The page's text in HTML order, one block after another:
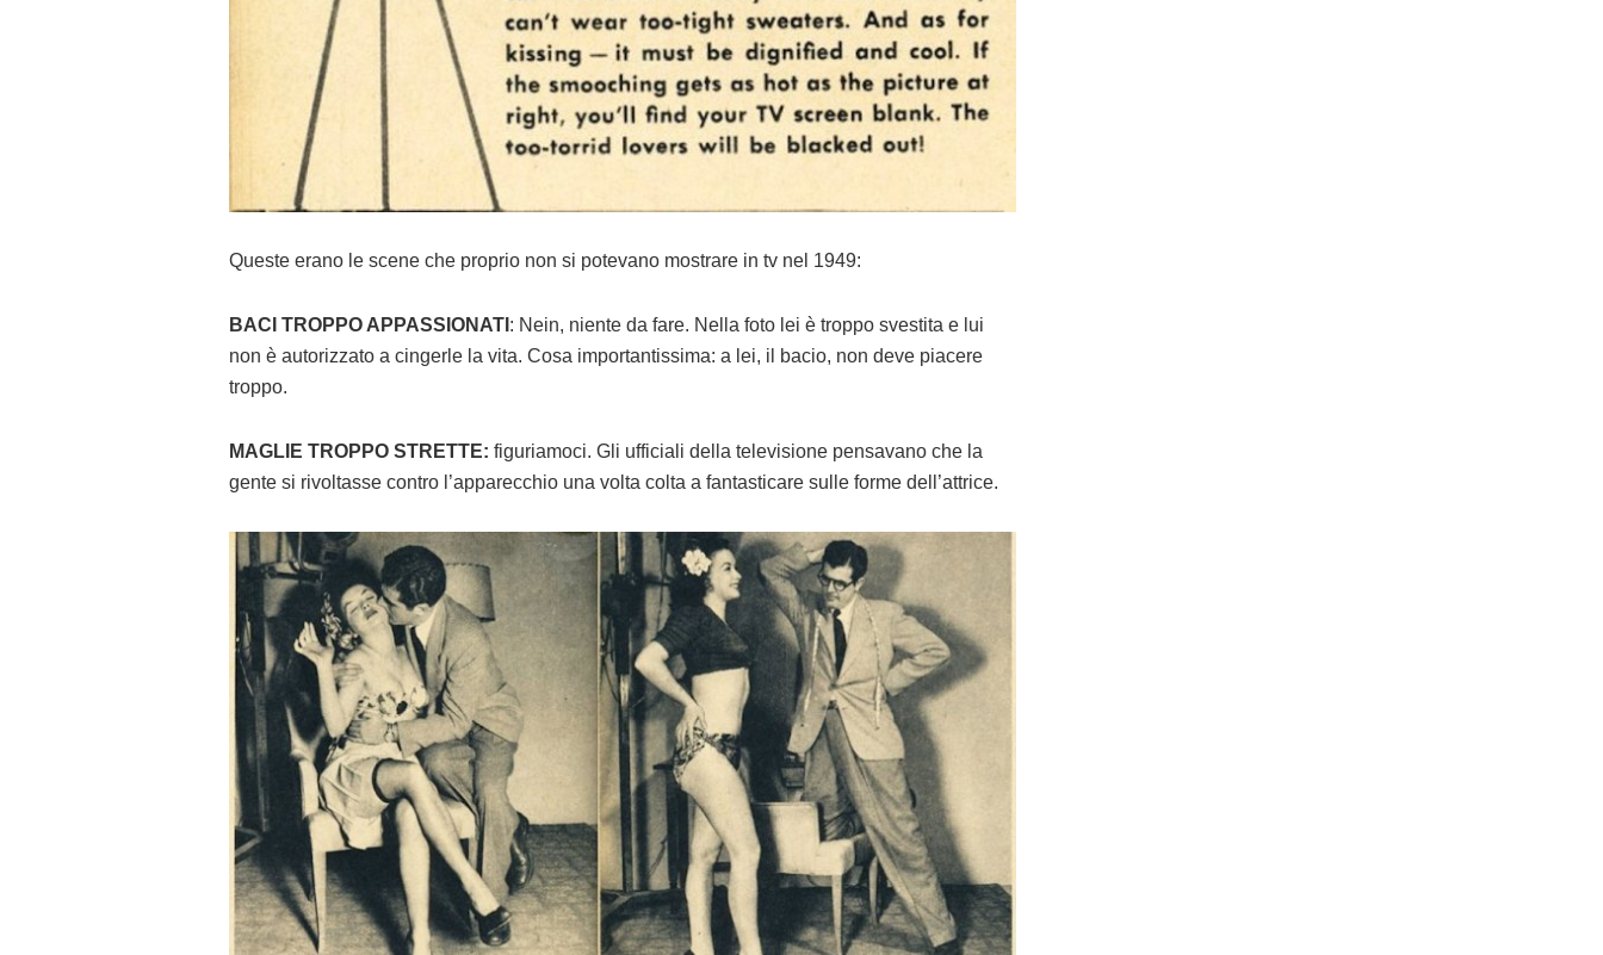
Queste erano le scene che proprio non si potevano mostrare in tv nel 1949:
BACI TROPPO APPASSIONATI : Nein, niente da fare. Nella foto lei è troppo svestita e lui
non è autorizzato a cingerle la vita. Cosa importantissima: a lei, il bacio, non deve piacere
troppo.
MAGLIE TROPPO STRETTE: figuriamoci. Gli ufficiali della televisione pensavano che la
gente si rivoltasse contro l’apparecchio una volta colta a fantasticare sulle forme dell’attrice.